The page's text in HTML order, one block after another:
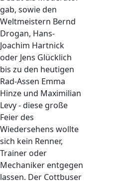
gab, sowie den
Weltmeistern Bernd
Drogan, Hans-
Joachim Hartnick
oder Jens Glücklich
bis zu den heutigen
Rad-Assen Emma
Hinze und Maximilian
Levy - diese große
Feier des
Wiedersehens wollte
sich kein Renner,
Trainer oder
Mechaniker entgegen
lassen. Der Cottbuser